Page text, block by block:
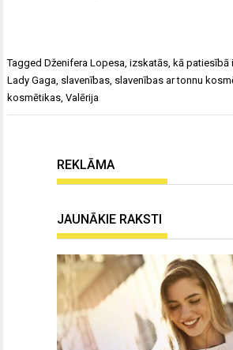
TaggedDženifera Lopesa ,izskatās ,kā patiesībā
Lady Gaga slavenības slavenības ar tonnu
kosmētikas ,Valērija
REKLĀMA
JAUNĀKIE RAKSTI